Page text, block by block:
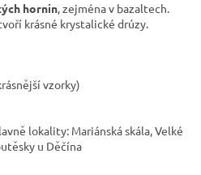
hornin, zejména v bazaltech.
krásné krystalické drúzy.
vzorky)
lokality: Mariánská skála, Velké
u Děčína